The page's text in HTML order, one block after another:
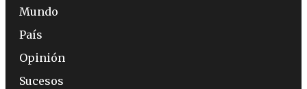
Mundo
País
Opinión
Sucesos